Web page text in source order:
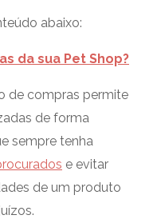
abaixo:
da sua Pet Shop?
de compras permite
de forma
sempre tenha
e evitar
de um produto